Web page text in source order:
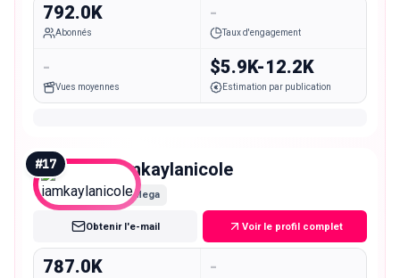
792.0K
Abonnés
-
Taux d'engagement
-
Vues moyennes
$5.9K-12.2K
Estimation par publication
#17 iamkaylanicole
Mega
Obtenir l'e-mail Voir le profil complet
787.0K -